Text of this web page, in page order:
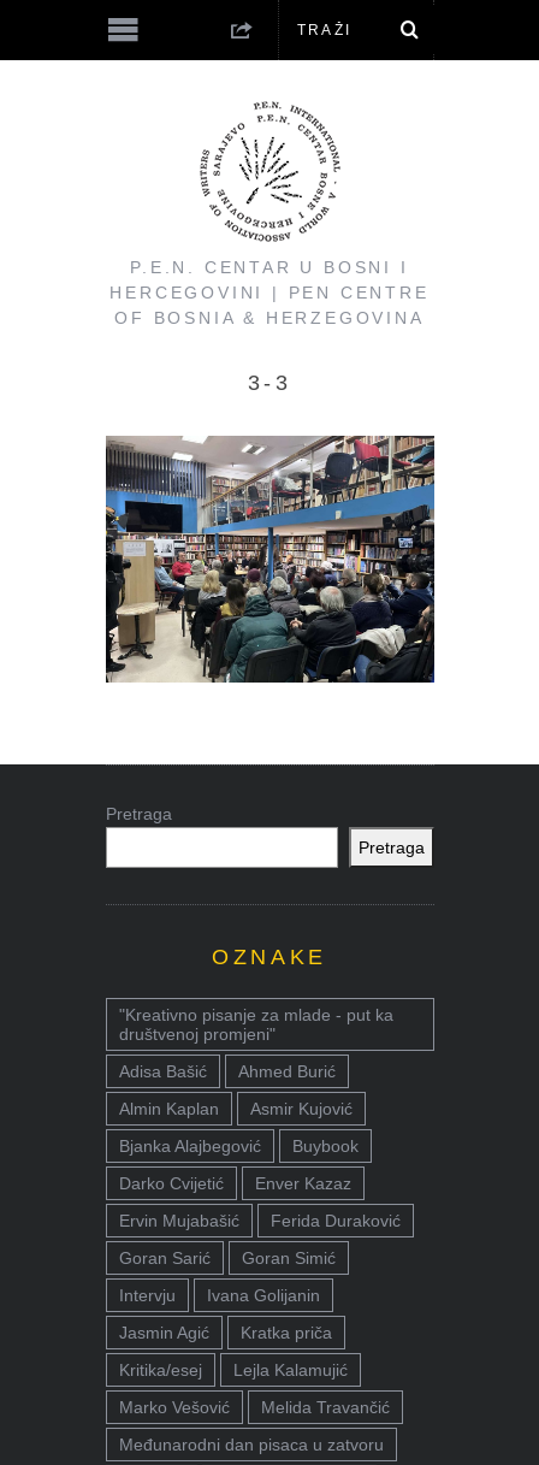
P.E.N. CENTAR U BOSNI I
HERCEGOVINI | PEN CENTRE
OF BOSNIA & HERZEGOVINA
3-3
Pretraga
Pretraga
OZNAKE
"Kreativno pisanje za mlade - put ka
društvenoj promjeni"
Adisa Bašić
Ahmed Burić
Almin Kaplan
Asmir Kujović
Bjanka Alajbegović
Buybook
Darko Cvijetić
Enver Kazaz
Ervin Mujabašić
Ferida Duraković
Goran Sarić
Goran Simić
Intervju
Ivana Golijanin
Jasmin Agić
Kratka priča
Kritika/esej
Lejla Kalamujić
Marko Vešović
Melida Travančić
Međunarodni dan pisaca u zatvoru